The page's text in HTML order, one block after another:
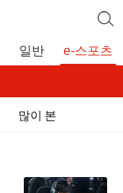
일반 e-스포츠
많이 본